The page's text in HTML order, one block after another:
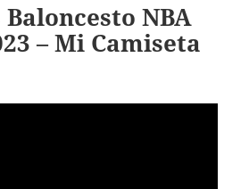
NBA
– Mi Camiseta